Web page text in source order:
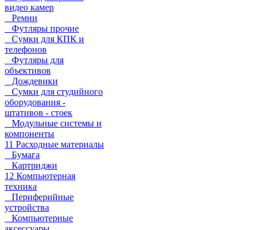
видео камер
Ремни
Футляры прочие
Сумки для КПК и
телефонов
Футляры для
объективов
Дождевики
Сумки для студийного
оборудования -
штативов - стоек
Модульные системы и
компоненты
11 Расходные материалы
Бумага
Картриджи
12 Компьютерная
техника
Периферийные
устройства
Компьютерные